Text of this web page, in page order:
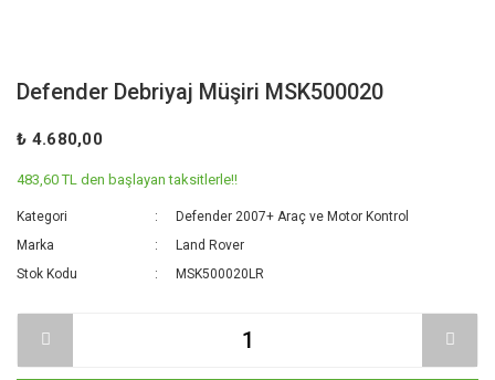
Defender Debriyaj Müşiri MSK500020
₺ 4.680,00
483,60 TL den başlayan taksitlerle!!
Kategori
Defender 2007+ Araç ve Motor Kontrol
Marka
Land Rover
Stok Kodu
MSK500020LR